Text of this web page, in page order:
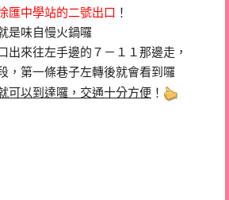
匯中學站的二號出口 ！
是味自慢火鍋囉
出來往左手邊的７－１１那邊走，
，第一條巷子左轉後就會看到囉
可以到達囉，交通十分方便 ！